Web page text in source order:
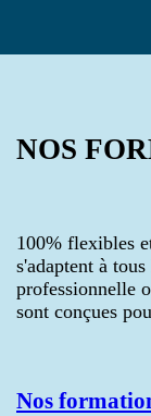
NOS
100% flexibles
s'adaptent à
professionnelle
sont conçues
Nos